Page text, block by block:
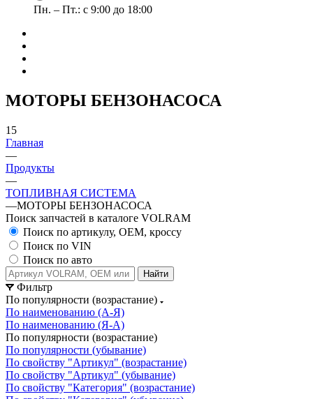
Пн. – Пт.: с 9:00 до 18:00
МОТОРЫ БЕНЗОНАСОСА
15
Главная
—
Продукты
—
ТОПЛИВНАЯ СИСТЕМА
—МОТОРЫ БЕНЗОНАСОСА
Поиск запчастей в каталоге VOLRAM
Поиск по артикулу, OEM, кроссу
Поиск по VIN
Поиск по авто
Найти
Фильтр
По популярности (возрастание)
По наименованию (А-Я)
По наименованию (Я-А)
По популярности (возрастание)
По популярности (убывание)
По свойству "Артикул" (возрастание)
По свойству "Артикул" (убывание)
По свойству "Категория" (возрастание)